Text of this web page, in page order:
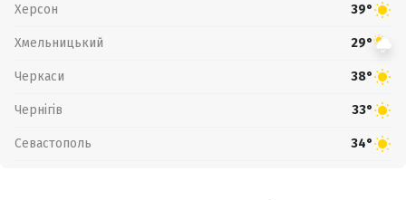
Херсон 39°
Хмельницький 29°
Черкаси 38°
Чернігів 33°
Севастополь 34°